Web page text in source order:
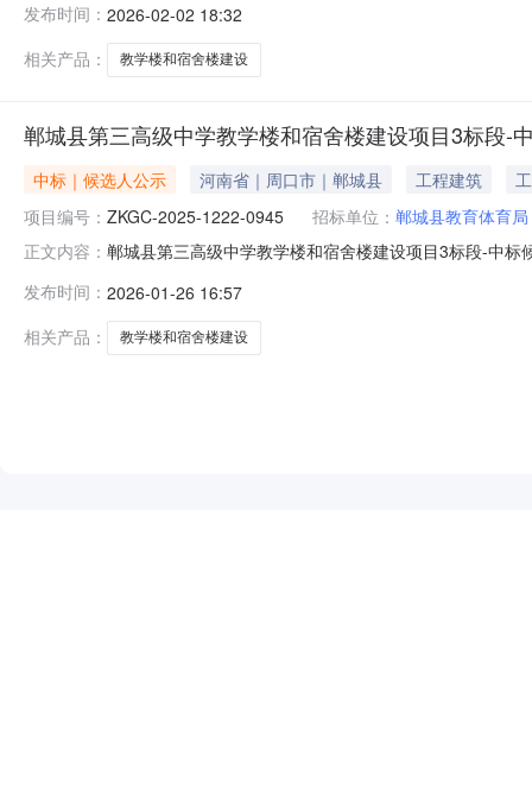
公告项目名称郸城县第三高级中学教学楼和宿舍楼建设
2026年01月30
发布时间： 2026-02-02 18:32
相关产品：
教学楼和宿舍楼建设
郸城县第三高级中学教学楼和宿舍楼建设项目3标段-
中标｜候选人公示 河南省｜周口市｜郸城县 工程建筑
项目编号： ZKGC-2025-1222-0945 招标单位： 郸城县教育体育局
正文内容： 郸城县第三高级中学教学楼和宿舍楼建设项目3标段-中
标候选人公示项目名称郸城县第三高级中学教学楼和宿
发布时间： 2026-01-26 16:57
相关产品：
教学楼和宿舍楼建设